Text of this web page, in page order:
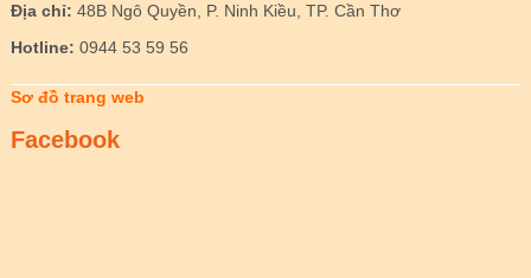
Địa chỉ: 48B Ngô Quyền, P. Ninh Kiều, TP. Cần Thơ
Hotline: 0944 53 59 56
Sơ đồ trang web
Facebook